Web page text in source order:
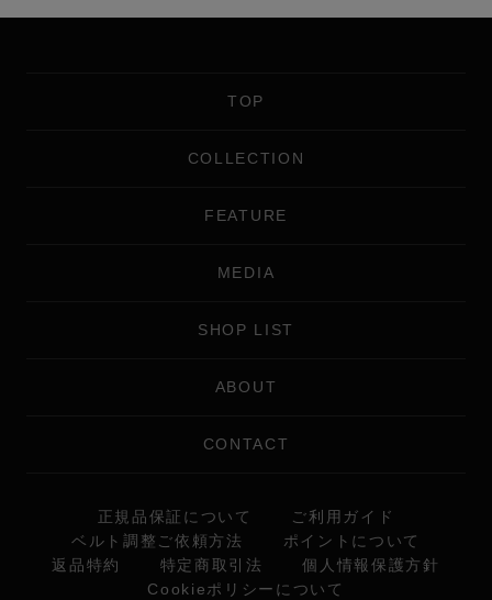
TOP
COLLECTION
FEATURE
MEDIA
SHOP LIST
ABOUT
CONTACT
正規品保証について
ご利用ガイド
ベルト調整ご依頼方法
ポイントについて
返品特約
特定商取引法
個人情報保護方針
Cookieポリシーについて